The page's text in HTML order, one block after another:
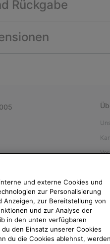
Rückgabe
und externe Cookies und
zur Personalisierung
Anzeigen, zur Bereitstellung von
und zur Analyse der
in den unten verfügbaren
den Einsatz unserer Cookies
du die Cookies ablehnst, werden